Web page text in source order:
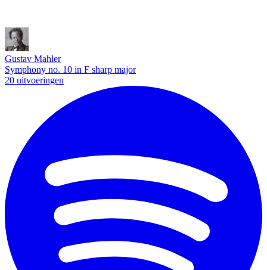
Gustav Mahler
Symphony no. 10 in F sharp major
20 uitvoeringen